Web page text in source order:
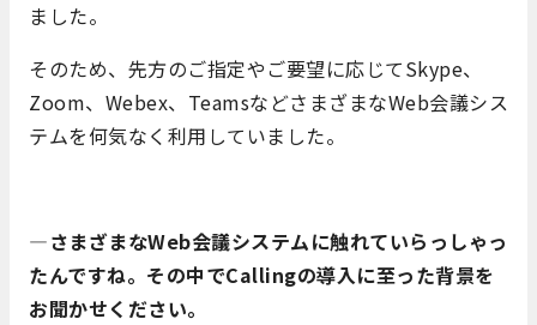
ました。
そのため、先方のご指定やご要望に応じてSkype、
Zoom、Webex、TeamsなどさまざまなWeb会議シス
テムを何気なく利用していました。
―さまざまなWeb会議システムに触れていらっしゃっ
たんですね。 その中でCallingの導入に至った背景を
お聞かせください。